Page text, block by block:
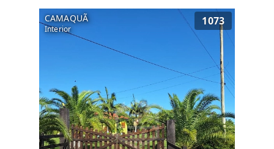
CAMAQUÃ
Interior
1073